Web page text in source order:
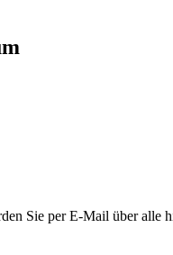
Sie per E-Mail über alle